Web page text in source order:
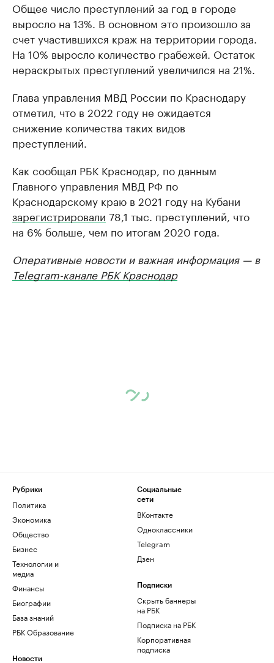
Общее число преступлений за год в городе
выросло на 13%. В основном это произошло за
счет участившихся краж на территории города.
На 10% выросло количество грабежей. Остаток
нераскрытых преступлений увеличился на 21%.
Глава управления МВД России по Краснодару
отметил, что в 2022 году не ожидается
снижение количества таких видов
преступлений.
Как сообщал РБК Краснодар, по данным
Главного управления МВД РФ по
Краснодарскому краю в 2021 году на Кубани
зарегистрировали 78,1 тыс. преступлений, что
на 6% больше, чем по итогам 2020 года.
Оперативные новости и важная информация — в
Telegram-канале РБК Краснодар
Рубрики
Политика
Экономика
Общество
Бизнес
Технологии и
медиа
Финансы
Биографии
База знаний
РБК Образование
Новости
Социальные
сети
ВКонтакте
Одноклассники
Telegram
Дзен
Подписки
Скрыть баннеры
на РБК
Подписка на РБК
Корпоративная
подписка